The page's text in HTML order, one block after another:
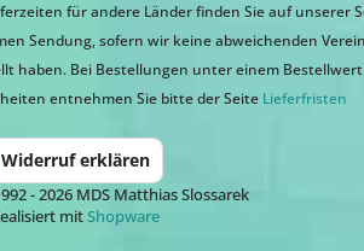
für andere Länder finden Sie auf unserer
Sendung, sofern wir keine abweichenden
haben. Bei Bestellungen unter einem
entnehmen Sie bitte der Seite Lieferfristen
Widerruf erklären
- 2026 MDS Matthias Slossarek
mit Shopware